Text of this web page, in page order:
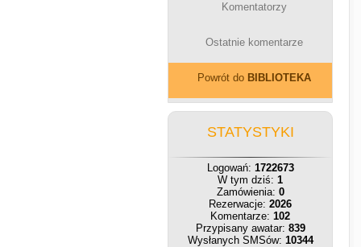
Komentatorzy
Ostatnie komentarze
Powrót do BIBLIOTEKA
STATYSTYKI
Logowań: 1722673
W tym dziś: 1
Zamówienia: 0
Rezerwacje: 2026
Komentarze: 102
Przypisany awatar: 839
Wysłanych SMSów: 10344